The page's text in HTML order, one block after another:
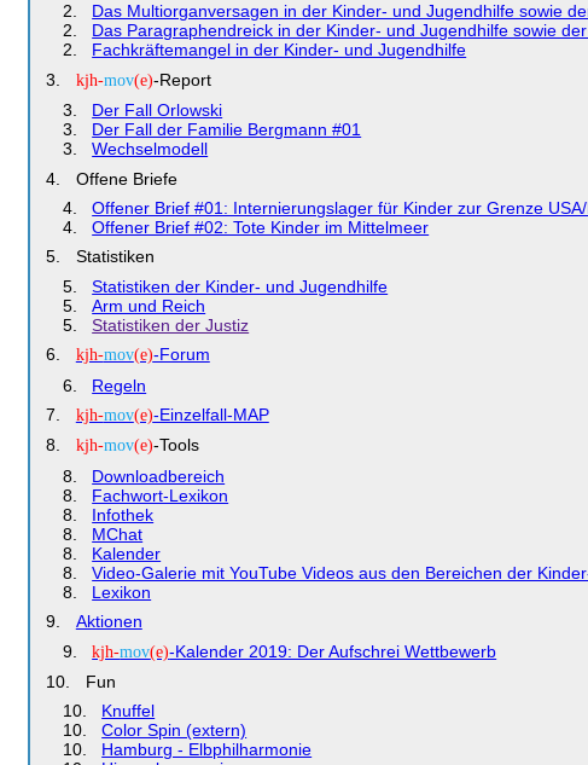
Das Multiorganversagen in der Kinder- und Jugendhilfe sowie
Das Paragraphendreick in der Kinder- und Jugendhilfe sowie
Fachkräftemangel in der Kinder- und Jugendhilfe
kjh-mov(e)-Report
Der Fall Orlowski
Der Fall der Familie Bergmann #01
Wechselmodell
Offene Briefe
Offener Brief #01: Internierungslager für Kinder zur Grenze
Offener Brief #02: Tote Kinder im Mittelmeer
Statistiken
Statistiken der Kinder- und Jugendhilfe
Arm und Reich
Statistiken der Justiz
kjh-mov(e)-Forum
Regeln
kjh-mov(e)-Einzelfall-MAP
kjh-mov(e)-Tools
Downloadbereich
Fachwort-Lexikon
Infothek
MChat
Kalender
Video-Galerie mit YouTube Videos aus den Bereichen der
Lexikon
Aktionen
kjh-mov(e)-Kalender 2019: Der Aufschrei Wettbewerb
Fun
Knuffel
Color Spin (extern)
Hamburg - Elbphilharmonie